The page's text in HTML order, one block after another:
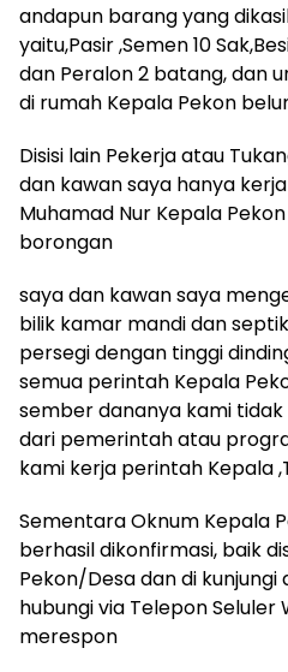
andapun barang yang
yaitu,Pasir ,Semen 10
dan Peralon 2 batang, dan
di rumah Kepala Pekon
Disisi lain Pekerja atau
dan kawan saya hanya
Muhamad Nur Kepala
borongan
saya dan kawan saya
bilik kamar mandi dan
persegi dengan tinggi
semua perintah Kepala
sember dananya kami
dari pemerintah atau
kami kerja perintah Kepala
Sementara Oknum Kepala
berhasil dikonfirmasi, baik
Pekon/Desa dan di kunjungi
hubungi via Telepon
merespon